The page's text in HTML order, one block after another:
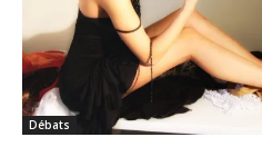
Débats